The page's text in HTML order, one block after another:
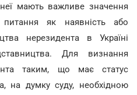
мають важливе значення
як наявність або
нерезидента в Україні
Для визнання
таким, що має статус
на думку суду, необхідною